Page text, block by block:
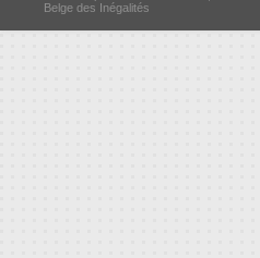
Belge des Inégalités